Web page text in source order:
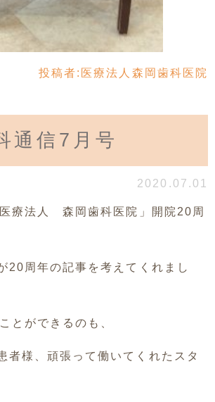
投稿者: 医療法人森岡歯科医院
通信7月号
2020.07.01
療法人 森岡歯科医院」開院20周
20周年の記事を考えてくれまし
とができるのも、
者様、頑張って働いてくれたスタ